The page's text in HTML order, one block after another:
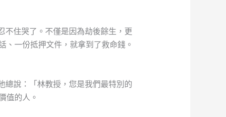
不住哭了。不僅是因為劫後餘生，更
一份抵押文件，就拿到了救命錢。
總說：「林教授，您是我們最特別的
值的人。